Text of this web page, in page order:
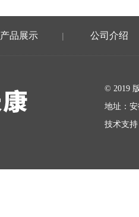
产品展示 | 公司介绍
© 2019
地址：
技术支